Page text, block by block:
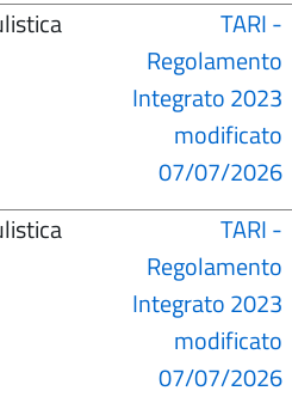
TARI -
Regolamento
Integrato 2023
modificato
07/07/2026
TARI -
Regolamento
Integrato 2023
modificato
07/07/2026